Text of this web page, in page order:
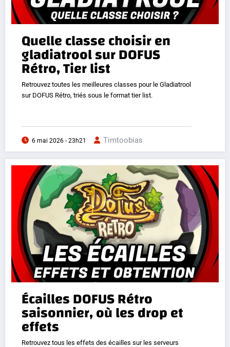
Quelle classe choisir en
gladiatrool sur DOFUS
Rétro, Tier list
Retrouvez toutes les meilleures classes pour le Gladiatrool
sur DOFUS Rétro, triés sous le format tier list.
6 mai 2026 - 23h21 Timtoobias
Écailles DOFUS Rétro
saisonnier, où les drop et
effets
Retrouvez tous les effets des écailles sur les serveurs